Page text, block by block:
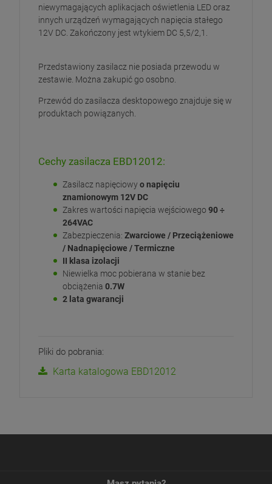
niewymagających aplikacjach oświetlenia LED oraz
innych urządzeń wymagających napięcia stałego
12V DC. Zakończony jest wtykiem DC 5,5/2,1.
Przedstawiony zasilacz nie posiada przewodu w
zestawie. Można zakupić go osobno.
Przewód do zasilacza desktopowego znajduje się w
produktach powiązanych.
Cechy zasilacza EBD12012:
Zasilacz napięciowyo napięciu
znamionowym 12V DC
Zakres wartości napięcia wejściowego 90 ÷
264VAC
Zabezpieczenia: Zwarciowe / Przeciążeniowe
/ Nadnapięciowe / Termiczne
II klasa izolacji
Niewielka moc pobierana w stanie bez
obciążenia 0.7W
2 lata gwarancji
Pliki do pobrania:
Karta katalogowa EBD12012